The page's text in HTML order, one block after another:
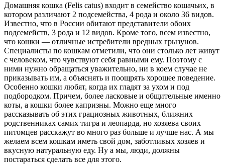
Домашняя кошка (Felis catus) входит в семейство кошачьих, в
котором различают 2 подсемейства, 4 рода и около 36 видов.
Известно, что в России обитают представители обоих
подсемейств, 3 рода и 12 видов. Кроме того, всем известно,
что кошки — отличные истребители вредных грызунов.
Специалисты по кошкам отметили, что они столько лет живут
с человеком, что чувствуют себя равными ему. Поэтому с
ними нужно обращаться уважительно, ни в коем случае не
приказывать им, а объяснять и поощрять хорошее поведение.
Особенно кошки любят, когда их гладят за ухом и под
подбородком. Причем, более ласковые и общительные именно
коты, а кошки более капризны. Можно еще много
рассказывать об этих грациозных животных, ближних
родственниках самих тигра и леопарда, но хозяева своих
питомцев расскажут во много раз больше и лучше нас. А мы
желаем всем кошкам иметь свой дом, заботливых хозяев и
вкусную натуральную еду. Ну а мы, люди, должны
постараться сделать все для этого.